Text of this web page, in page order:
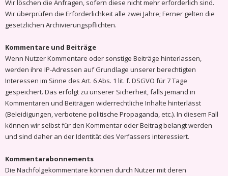
Wir löschen die Anfragen, sofern diese nicht mehr erforderlich sind.
Wir überprüfen die Erforderlichkeit alle zwei Jahre; Ferner gelten die
gesetzlichen Archivierungspflichten.
Kommentare und Beiträge
Wenn Nutzer Kommentare oder sonstige Beiträge hinterlassen,
werden ihre IP-Adressen auf Grundlage unserer berechtigten
Interessen im Sinne des Art. 6 Abs. 1 lit. f. DSGVO für 7 Tage
gespeichert. Das erfolgt zu unserer Sicherheit, falls jemand in
Kommentaren und Beiträgen widerrechtliche Inhalte hinterlässt
(Beleidigungen, verbotene politische Propaganda, etc.). In diesem Fall
können wir selbst für den Kommentar oder Beitrag belangt werden
und sind daher an der Identität des Verfassers interessiert.
Kommentarabonnements
Die Nachfolgekommentare können durch Nutzer mit deren